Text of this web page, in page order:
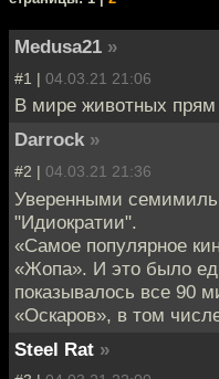
Medusa21 »
#1 | 04.03.21 21:06
В мире животных прям
Darrock »
#2 | 04.03.21 21:36
Уверенными
"Идиократии".
«Самое популярное
«Жопа». И это было
показывалось все 90
«Оскаров», в том
Steel Rat »